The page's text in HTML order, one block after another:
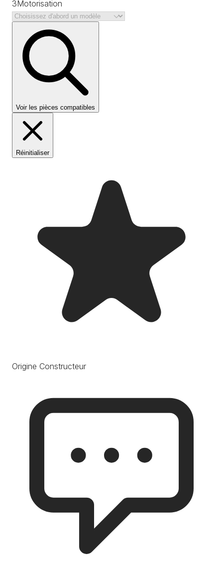
3Motorisation
Voir les pièces compatibles
Réinitialiser
Origine Constructeur